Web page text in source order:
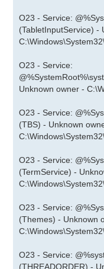
O23 - Service:
(TabletInputService) -
O23 - Service:
Unknown owner -
O23 - Service:
(TBS) - Unknown
O23 - Service:
(TermService) -
O23 - Service:
(Themes) - Unknown
O23 - Service:
(THREADORDER) -